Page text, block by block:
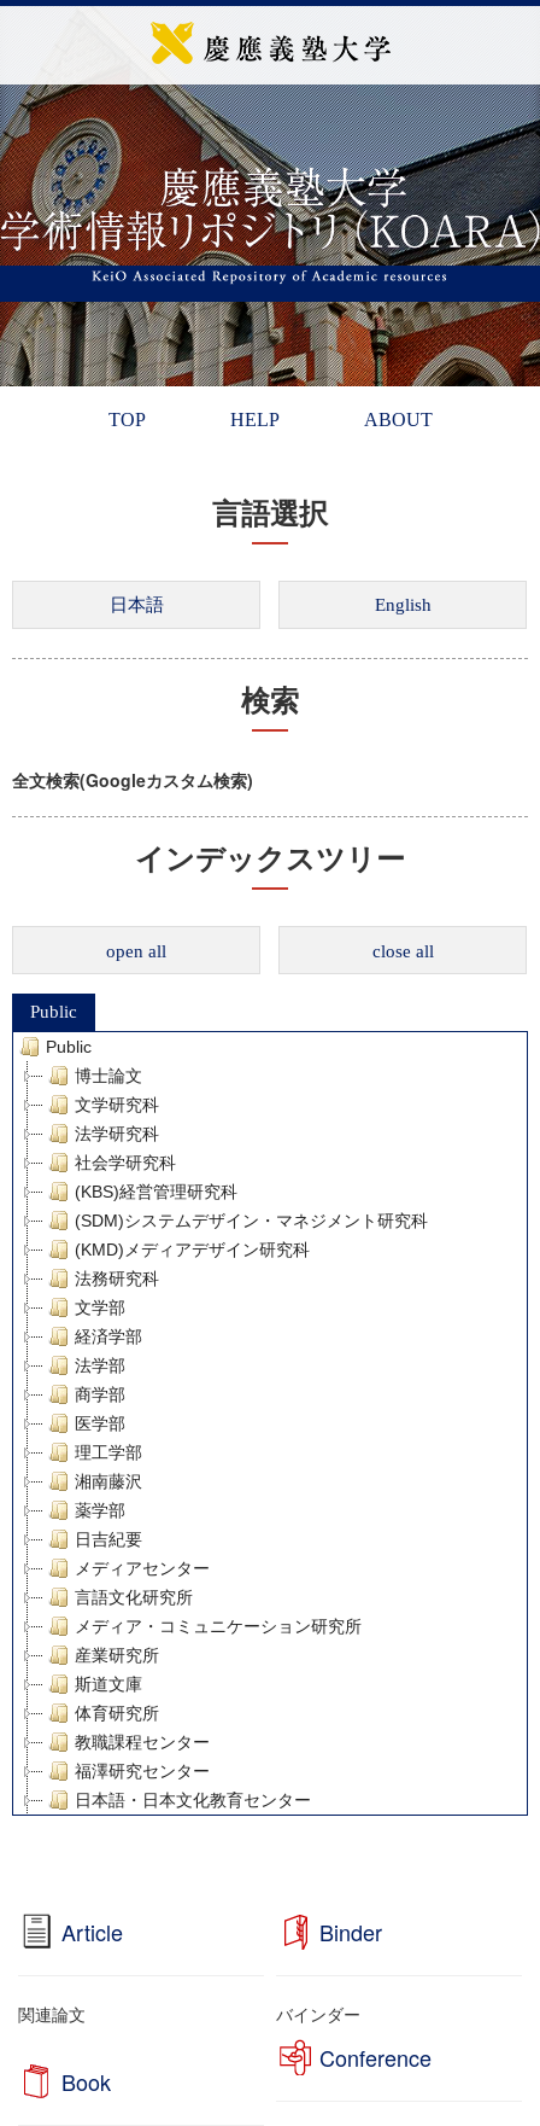
TOP HELP ABOUT
言語選択
検索
全文検索(Googleカスタム検索)
インデックスツリー
open all close all
Public
Public
博士論文
文学研究科
法学研究科
社会学研究科
(KBS)経営管理研究科
(SDM)システムデザイン・マネジメント研究科
(KMD)メディアデザイン研究科
法務研究科
文学部
経済学部
法学部
商学部
医学部
理工学部
湘南藤沢
薬学部
日吉紀要
メディアセンター
言語文化研究所
メディア・コミュニケーション研究所
産業研究所
斯道文庫
体育研究所
教職課程センター
福澤研究センター
日本語・日本文化教育センター
グローバルリサーチインスティテュート
塾内助成報告書
21世紀COEプログラム
慶應義塾大学グローバルCOEプログラム論理と感性の先端的
博士課程教育リーディングプログラム「超成熟社会発展のサ
Article
関連論文
Binder
バインダー
Book
Conference